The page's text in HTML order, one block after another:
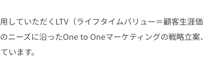
していただくLTV（ライフタイムバリュー＝顧客生涯価
ニーズに沿ったOne to Oneマーケティングの戦略立案、
います。